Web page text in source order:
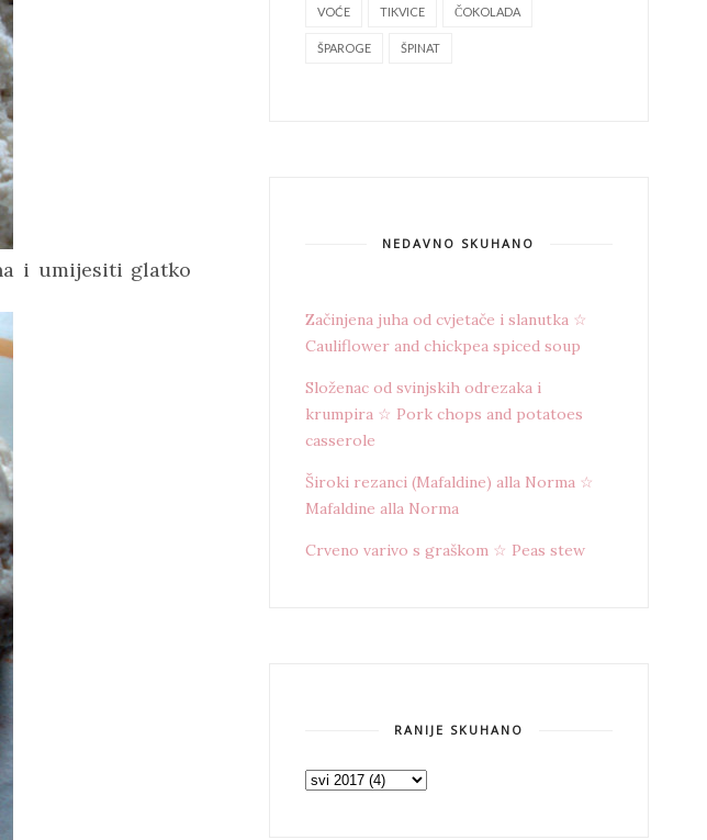
i umijesiti glatko
VOĆE TIKVICE ČOKOLADA
ŠPAROGE ŠPINAT
NEDAVNO SKUHANO
Začinjena juha od cvjetače i slanutka ☆
Cauliflower and chickpea spiced soup
Složenac od svinjskih odrezaka i
krumpira ☆ Pork chops and potatoes
casserole
Široki rezanci (Mafaldine) alla Norma ☆
Mafaldine alla Norma
Crveno varivo s graškom ☆ Peas stew
RANIJE SKUHANO